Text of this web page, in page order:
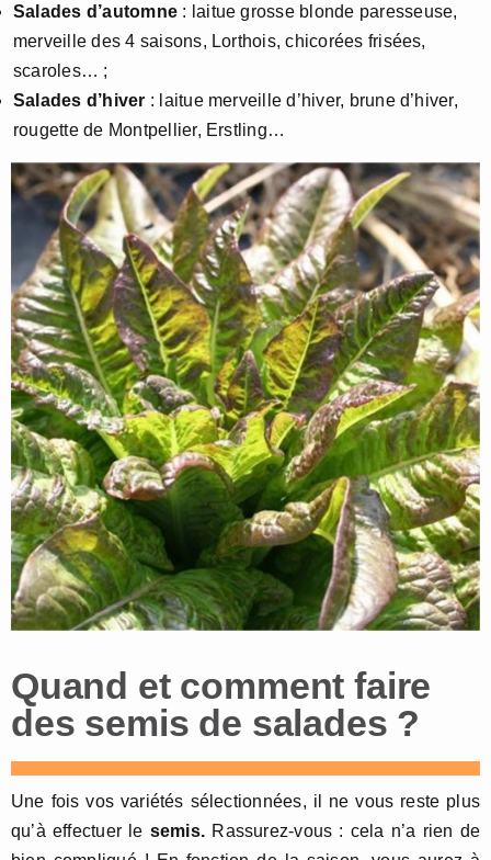
Salades d’automne : laitue grosse blonde paresseuse,
merveille des 4 saisons, Lorthois, chicorées frisées,
scaroles… ;
Salades d’hiver : laitue merveille d’hiver, brune d’hiver,
rougette de Montpellier, Erstling…
Quand et comment faire
des semis de salades ?
Une fois vos variétés sélectionnées, il ne vous reste plus
qu’à effectuer le semis. Rassurez-vous : cela n’a rien de